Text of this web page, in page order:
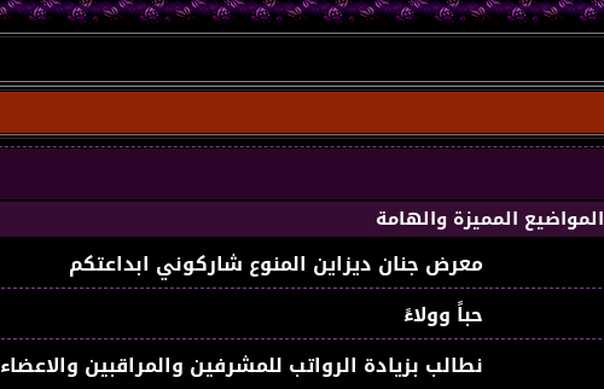
المواضيع المميزة والهامة
معرض جنان ديزاين المنوع شاركوني ابداعتكم
حباً وولاءً
نطالب بزيادة الرواتب للمشرفين والمراقبين والاعضاء